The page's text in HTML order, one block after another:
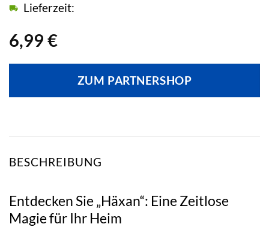
6,99 €
Lieferzeit:
ZUM PARTNERSHOP
BESCHREIBUNG
Entdecken Sie „Häxan“: Eine Zeitlose
Magie für Ihr Heim